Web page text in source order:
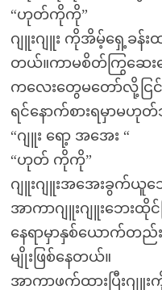
“ဟုတ်ကိုကို”
ဂျူးဂျူး ကိုအိမ့်ရှေ့ခန်းထ
တယ်။ကာမစိတ်ကြွဆေ
ကလေးတွေမတော်လို့ငြ
ရင်နောက်စားရမှာမဟု
“ဂျူး ရော့ အအေး “
“ဟုတ် ကိုကို”
ဂျူးဂျူးအအေးခွက်ယူသ
အာကာဂျူးဂျူးဘေး
နေရာမှာနှစ်ယောက်တ
မျိုးဖြစ်နေတယ်။
အာကာဖက်ထားပြီးဂျူ